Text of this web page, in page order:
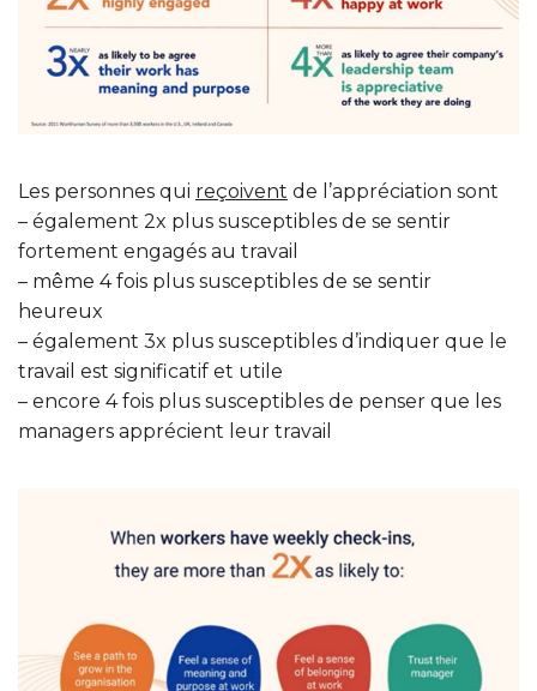
Les personnes qui reçoivent de l’appréciation sont
– également 2x plus susceptibles de se sentir
fortement engagés au travail
– même 4 fois plus susceptibles de se sentir
heureux
– également 3x plus susceptibles d’indiquer que le
travail est significatif et utile
– encore 4 fois plus susceptibles de penser que les
managers apprécient leur travail